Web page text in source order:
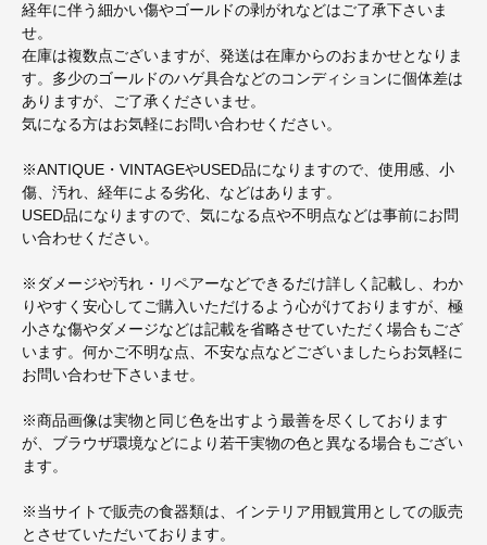
経年に伴う細かい傷やゴールドの剥がれなどはご了承下さいま
せ。
在庫は複数点ございますが、発送は在庫からのおまかせとなりま
す。多少のゴールドのハゲ具合などのコンディションに個体差は
ありますが、ご了承くださいませ。
気になる方はお気軽にお問い合わせください。
※ANTIQUE・VINTAGEやUSED品になりますので、使用感、小
傷、汚れ、経年による劣化、などはあります。
USED品になりますので、気になる点や不明点などは事前にお問
い合わせください。
※ダメージや汚れ・リペアーなどできるだけ詳しく記載し、わか
りやすく安心してご購入いただけるよう心がけておりますが、極
小さな傷やダメージなどは記載を省略させていただく場合もござ
います。何かご不明な点、不安な点などございましたらお気軽に
お問い合わせ下さいませ。
※商品画像は実物と同じ色を出すよう最善を尽くしております
が、ブラウザ環境などにより若干実物の色と異なる場合もござい
ます。
※当サイトで販売の食器類は、インテリア用観賞用としての販売
とさせていただいております。